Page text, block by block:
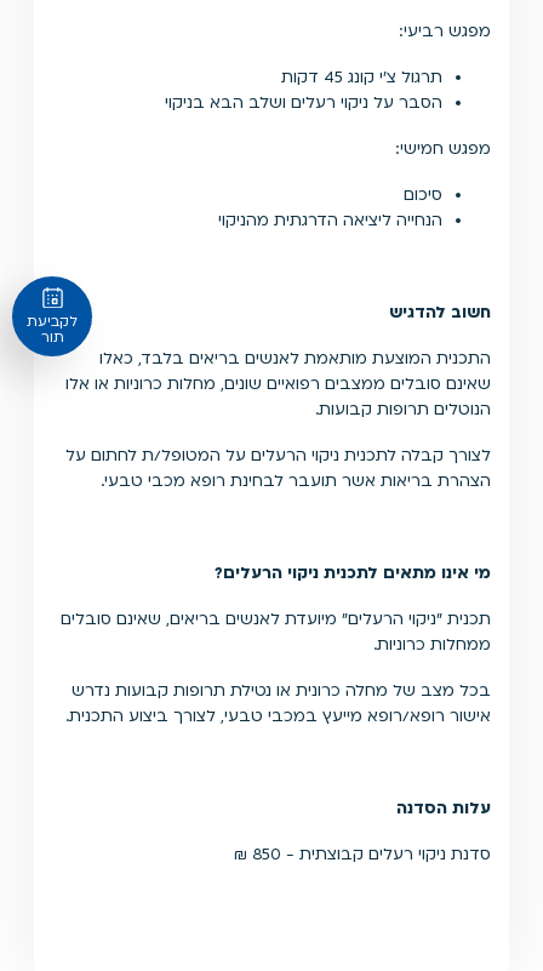
לקביעת
תור
מפגש רביעי:
תרגול צ'י קונג 45 דקות
הסבר על ניקוי רעלים ושלב הבא בניקוי
מפגש חמישי:
סיכום
הנחייה ליציאה הדרגתית מהניקוי
חשוב להדגיש
התכנית המוצעת מותאמת לאנשים בריאים בלבד, כאלו
שאינם סובלים ממצבים רפואיים שונים, מחלות כרוניות או אלו
הנוטלים תרופות קבועות.
לצורך קבלה לתכנית ניקוי הרעלים על המטופל/ת לחתום על
הצהרת בריאות אשר תועבר לבחינת רופא מכבי טבעי.
מי אינו מתאים לתכנית ניקוי הרעלים?
תכנית "ניקוי הרעלים" מיועדת לאנשים בריאים, שאינם סובלים
ממחלות כרוניות.
בכל מצב של מחלה כרונית או נטילת תרופות קבועות נדרש
אישור רופא/רופא מייעץ במכבי טבעי, לצורך ביצוע התכנית.
עלות הסדנה
סדנת ניקוי רעלים קבוצתית - 850 ₪